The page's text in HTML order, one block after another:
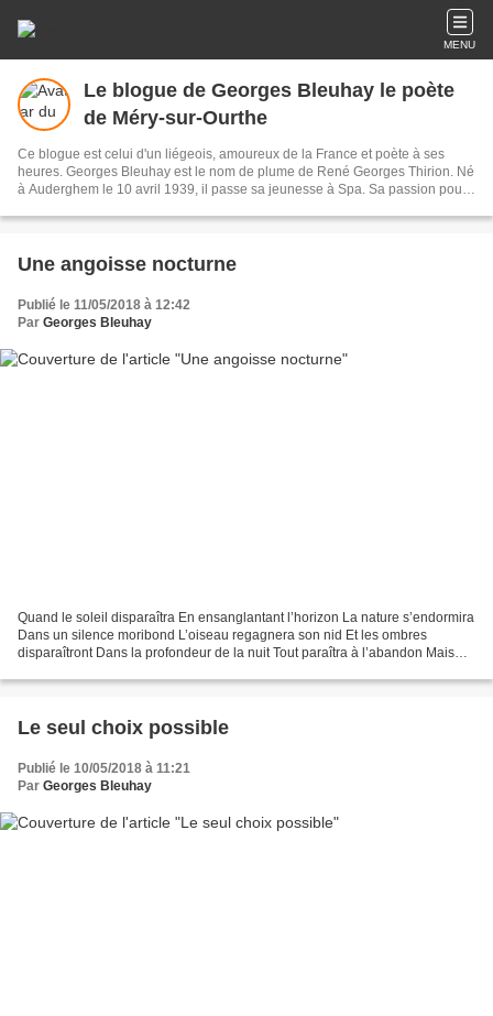
MENU
Le blogue de Georges Bleuhay le poète
de Méry-sur-Ourthe
Ce blogue est celui d'un liégeois, amoureux de la France et poète à ses
heures. Georges Bleuhay est le nom de plume de René Georges Thirion. Né
à Auderghem le 10 avril 1939, il passe sa jeunesse à Spa. Sa passion pour
marketing, il a publié au cours de sa carrière plus de 350 publications
qu'avec sa raison. Sa bibliographie: Le cœur fou - Le cœur marigot - Le cœur
à vau-l'eau - L'errance poétique - L'âme en révolte - Le miroir brisé - La fin
du chemin - Le crépuscule du poète - L'âme en flamme - Le rêve en tête -
Esneux au fil de l'Ourthe – Quand s’égrène la vie -L'âme sidérée.- Le dernier
poème - Le dernier mot - 2022 L'année tragique - Le dernier rêve - Au delà
Une angoisse nocturne
Publié le 11/05/2018 à 12:42
Par Georges Bleuhay
Quand le soleil disparaîtra En ensanglantant l’horizon La nature s’endormira
Dans un silence moribond L’oiseau regagnera son nid Et les ombres
disparaîtront Dans la profondeur de la nuit Tout paraîtra à l’abandon Mais
Le seul choix possible
Publié le 10/05/2018 à 11:21
Par Georges Bleuhay